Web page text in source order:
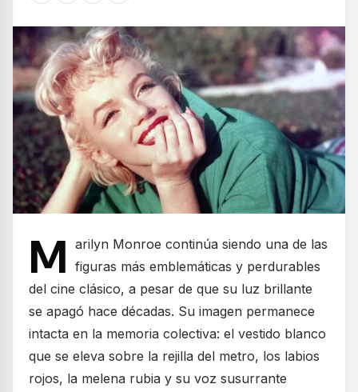
M arilyn Monroe continúa siendo una de las
figuras más emblemáticas y perdurables
del cine clásico, a pesar de que su luz brillante
se apagó hace décadas. Su imagen permanece
intacta en la memoria colectiva: el vestido blanco
que se eleva sobre la rejilla del metro, los labios
rojos, la melena rubia y su voz susurrante